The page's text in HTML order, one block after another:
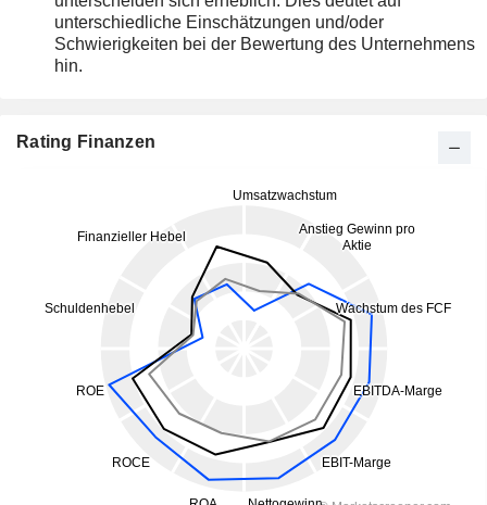
unterschiedliche Einschätzungen und/oder
Schwierigkeiten bei der Bewertung des Unternehmens
hin.
Rating Finanzen